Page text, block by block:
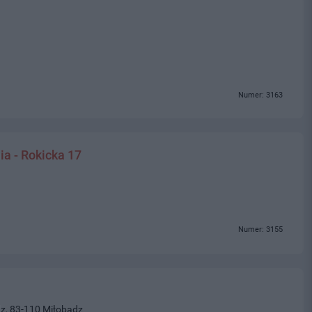
Numer: 3163
- Rokicka 17
Numer: 3155
83-110 Miłobądz